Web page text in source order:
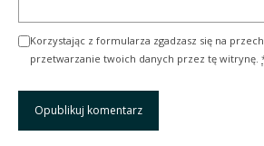
Korzystając z formularza zgadzasz się na
przetwarzanie twoich danych przez tę witrynę.